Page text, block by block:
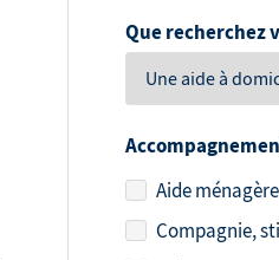
Que recherchez
Aide ménagère
Compagnie,